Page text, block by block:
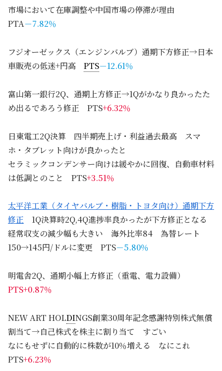
市場において在庫調整や中国市場の停滞が理由
PTA－7.82％
フジオーゼックス（エンジンバルブ）通期下方修正→日本
車販売の低迷+円高 PTS－12.61％
富山第一銀行2Q、通期上方修正→1Qがかなり良かったた
め出るであろう修正 PTS+6.32％
日東電工2Q決算 四半期売上げ・利益過去最高 スマ
ホ・タブレット向けが良かったと
セラミックコンデンサー向けは緩やかに回復、自動車材料
は低調とのこと PTS+3.51％
太平洋工業（タイヤバルブ・樹脂・トヨタ向け）通期下方
修正 1Q決算時2Q,4Q進捗率良かったが下方修正となる
経常収支の減少幅も大きい 海外比率84 為替レート
150→145円/ドルに変更 PTS－5.80％
明電舎2Q、通期小幅上方修正（重電、電力設備）
PTS+0.87％
NEW ART HOLDINGS創業30周年記念感謝特別株式無償
割当て→自己株式を株主に割り当て すごい
なにもせずに自動的に株数が10％増える なにこれ
PTS+6.23％